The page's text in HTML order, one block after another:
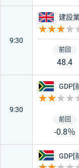
9:30
イギ
建設
48.4
9:30
南ア
GDP[
-0.8％
南ア
GDP[